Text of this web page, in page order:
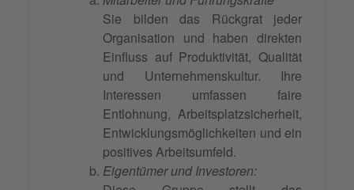
Sie bilden das Rückgrat jeder
Organisation und haben direkten
Einfluss auf Produktivität, Qualität
und Unternehmenskultur. Ihre
Interessen umfassen faire
Entlohnung, Arbeitsplatzsicherheit,
Entwicklungsmöglichkeiten und ein
positives Arbeitsumfeld.
Eigentümer und Investoren: